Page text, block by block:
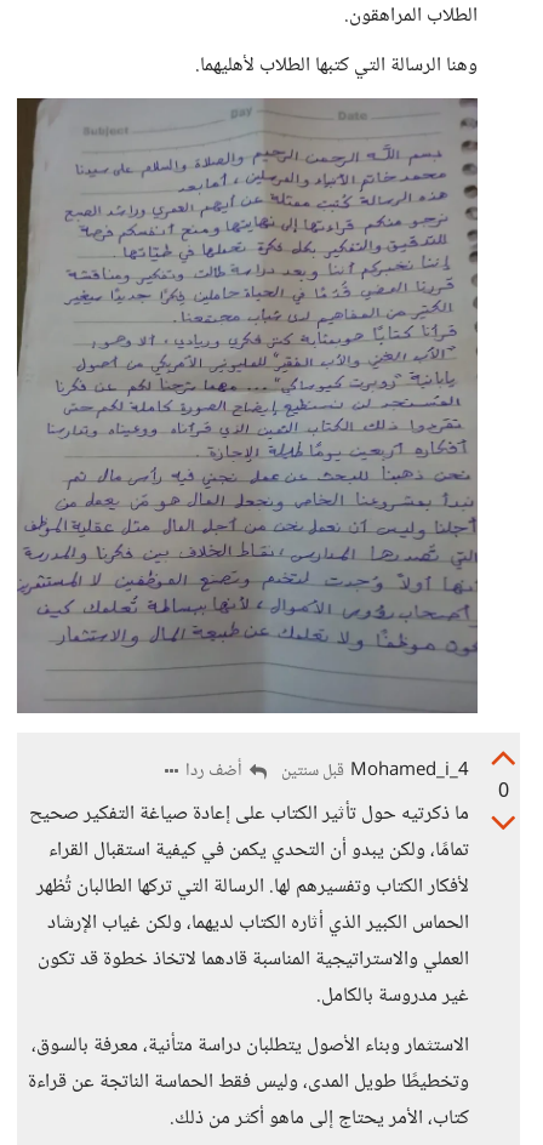
الطلاب المراهقون.
وهنا الرسالة التي كتبها الطلاب لأهليهما.
0
Mohamed_i_4 قبل سنتين أضف ردا
ما ذكرتيه حول تأثير الكتاب على إعادة صياغة التفكير صحيح
تمامًا، ولكن يبدو أن التحدي يكمن في كيفية استقبال القراء
لأفكار الكتاب وتفسيرهم لها. الرسالة التي تركها الطالبان تُظهر
الحماس الكبير الذي أثاره الكتاب لديهما، ولكن غياب الإرشاد
العملي والاستراتيجية المناسبة قادهما لاتخاذ خطوة قد تكون
غير مدروسة بالكامل.
الاستثمار وبناء الأصول يتطلبان دراسة متأنية، معرفة بالسوق،
وتخطيطًا طويل المدى، وليس فقط الحماسة الناتجة عن قراءة
كتاب، الأمر يحتاج إلى ماهو أكثر من ذلك.